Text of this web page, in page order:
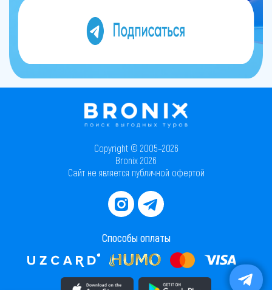
Copyright © 2005–2026
Bronix 2026
Сайт не является публичной офертой
Способы оплаты
Скачать приложение в AppStore Скачать приложение в PlayMarket